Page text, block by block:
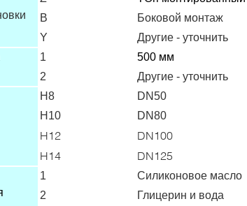
В
Боковой монтаж
Y
Другие - уточнить
1
500 мм
2
Другие - уточнить
H8
DN50
H10
DN80
H12
DN100
H14
DN125
1
Силиконовое масло
2
Глицерин и вода